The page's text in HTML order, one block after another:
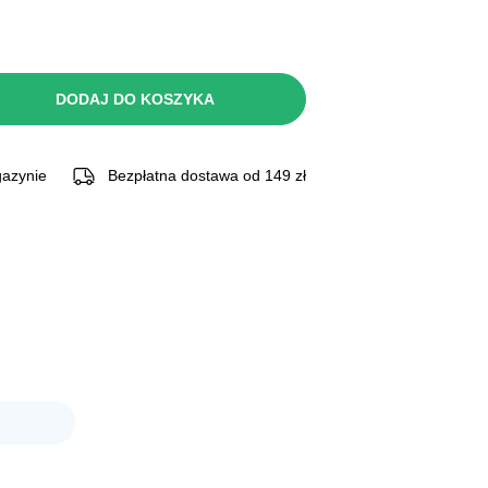
DODAJ DO KOSZYKA
Bezpłatna dostawa od 149 zł